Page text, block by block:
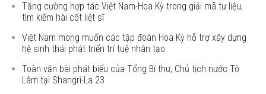
Tăng cường hợp tác Việt Nam-Hoa Kỳ trong giải mã tư liệu,
tìm kiếm hài cốt liệt sĩ
Việt Nam mong muốn các tập đoàn Hoa Kỳ hỗ trợ xây dựng
hệ sinh thái phát triển trí tuệ nhân tạo
Toàn văn bài phát biểu của Tổng Bí thư, Chủ tịch nước Tô
Lâm tại Shangri-La 23